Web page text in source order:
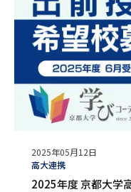
公
開
日
2025年05月12日
タ
グ
高大連携
2025年度 京都大学